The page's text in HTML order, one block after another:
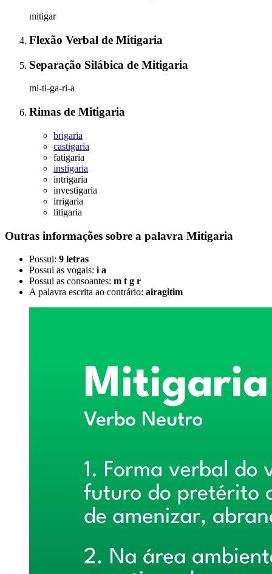
mitigar
Flexão Verbal de Mitigaria
Separação Silábica de Mitigaria
mi-ti-ga-ri-a
Rimas de Mitigaria
brigaria
castigaria
fatigaria
instigaria
intrigaria
investigaria
irrigaria
litigaria
Outras informações sobre a palavra Mitigaria
Possui: 9 letras
Possui as vogais: i a
Possui as consoantes: m t g r
A palavra escrita ao contrário: airagitim